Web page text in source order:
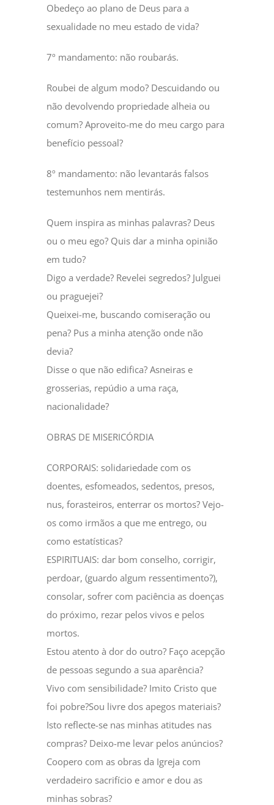
Obedeço ao plano de Deus para a
sexualidade no meu estado de vida?
7º mandamento: não roubarás.
Roubei de algum modo? Descuidando ou
não devolvendo propriedade alheia ou
comum? Aproveito-me do meu cargo para
benefício pessoal?
8º mandamento: não levantarás falsos
testemunhos nem mentirás.
Quem inspira as minhas palavras? Deus
ou o meu ego? Quis dar a minha opinião
em tudo?
Digo a verdade? Revelei segredos? Julguei
ou praguejei?
Queixei-me, buscando comiseração ou
pena? Pus a minha atenção onde não
devia?
Disse o que não edifica? Asneiras e
grosserias, repúdio a uma raça,
nacionalidade?
OBRAS DE MISERICÓRDIA
CORPORAIS: solidariedade com os
doentes, esfomeados, sedentos, presos,
nus, forasteiros, enterrar os mortos? Vejo-
os como irmãos a que me entrego, ou
como estatísticas?
ESPIRITUAIS: dar bom conselho, corrigir,
perdoar, (guardo algum ressentimento?),
consolar, sofrer com paciência as doenças
do próximo, rezar pelos vivos e pelos
mortos.
Estou atento à dor do outro? Faço acepção
de pessoas segundo a sua aparência?
Vivo com sensibilidade? Imito Cristo que
foi pobre?Sou livre dos apegos materiais?
Isto reflecte-se nas minhas atitudes nas
compras? Deixo-me levar pelos anúncios?
Coopero com as obras da Igreja com
verdadeiro sacrifício e amor e dou as
minhas sobras?